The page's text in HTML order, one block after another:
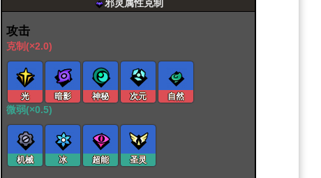
邪灵属性克制
攻击
克制(×2.0)
光 暗影 神秘 次元 自然
微弱(×0.5)
机械 冰 超能 圣灵